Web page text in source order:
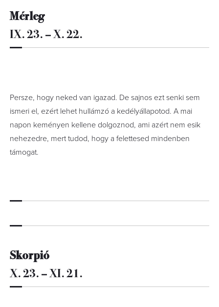
Mérleg
IX. 23. – X. 22.
Persze, hogy neked van igazad. De sajnos ezt senki sem
ismeri el, ezért lehet hullámzó a kedélyállapotod. A mai
napon keményen kellene dolgoznod, ami azért nem esik
nehezedre, mert tudod, hogy a felettesed mindenben
támogat.
Skorpió
X. 23. – XI. 21.